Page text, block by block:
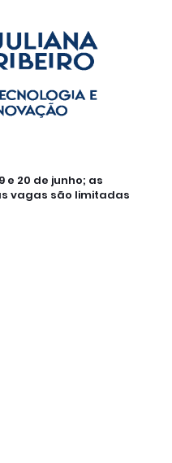
e 20 de junho; as
vagas são limitadas